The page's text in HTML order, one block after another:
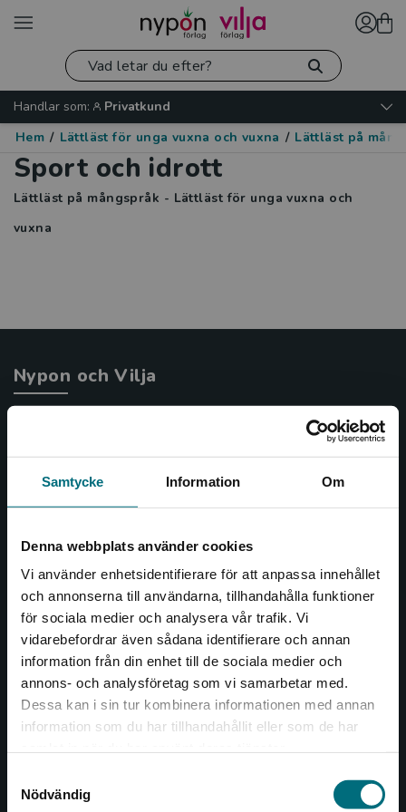
Samtycke Information Om
Denna webbplats använder cookies
Vi använder enhetsidentifierare för att anpassa innehållet
och annonserna till användarna, tillhandahålla funktioner
för sociala medier och analysera vår trafik. Vi
vidarebefordrar även sådana identifierare och annan
information från din enhet till de sociala medier och
annons- och analysföretag som vi samarbetar med.
Dessa kan i sin tur kombinera informationen med annan
information som du har tillhandahållit eller som de har
Nödvändig
Begränsad fraktregion
Det verkar som att du besöker
nyponochviljaforlag.se via en enhet utanför
Sverige. För att kunna slutföra ett köp måste
Handlar som:
Privatkund
Hem / Lättläst för unga vuxna och vuxna / Lättläst på
Sport och idrott
Lättläst på mångspråk - Lättläst för unga vuxna och
vuxna
Nypon och Vilja
Nypon och Vilja förlag ger ut böcker som väcker läslust
och öppnar dörren till nya världar och möjligheter för
såväl barn som vuxna.
Nypon och Vilja förlag är en del av Studentlitteratur.
Kontakta oss
046-31 20 00
Box 141
221 00 Lund
Besöksadress:
Åkergränden 1
226 60 Lund
Kundservice